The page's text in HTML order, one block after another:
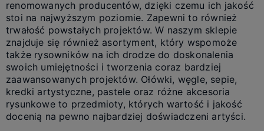
renomowanych producentów, dzięki czemu ich jakość
stoi na najwyższym poziomie. Zapewni to również
trwałość powstałych projektów. W naszym sklepie
znajduje się również asortyment, który wspomoże
także rysowników na ich drodze do doskonalenia
swoich umiejętności i tworzenia coraz bardziej
zaawansowanych projektów. Ołówki, węgle, sepie,
kredki artystyczne, pastele oraz różne akcesoria
rysunkowe to przedmioty, których wartość i jakość
docenią na pewno najbardziej doświadczeni artyści.